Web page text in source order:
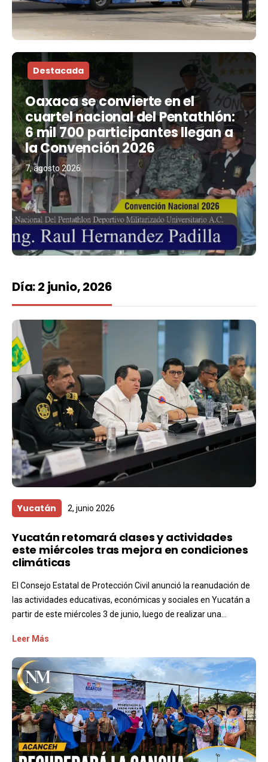
Destacada
Oaxaca se convierte en el
cuartel nacional del Pentathlón:
6 mil 700 participantes llegan a
la Convención 2026
7, agosto 2026
Día:2 junio, 2026
Yucatán 2, junio 2026
Yucatán retomará clases y actividades
este miércoles tras mejora en condiciones
climáticas
El Consejo Estatal de Protección Civil anunció la reanudación de
las actividades educativas, económicas y sociales en Yucatán a
partir de este miércoles 3 de junio, luego de realizar una...
Leer Más